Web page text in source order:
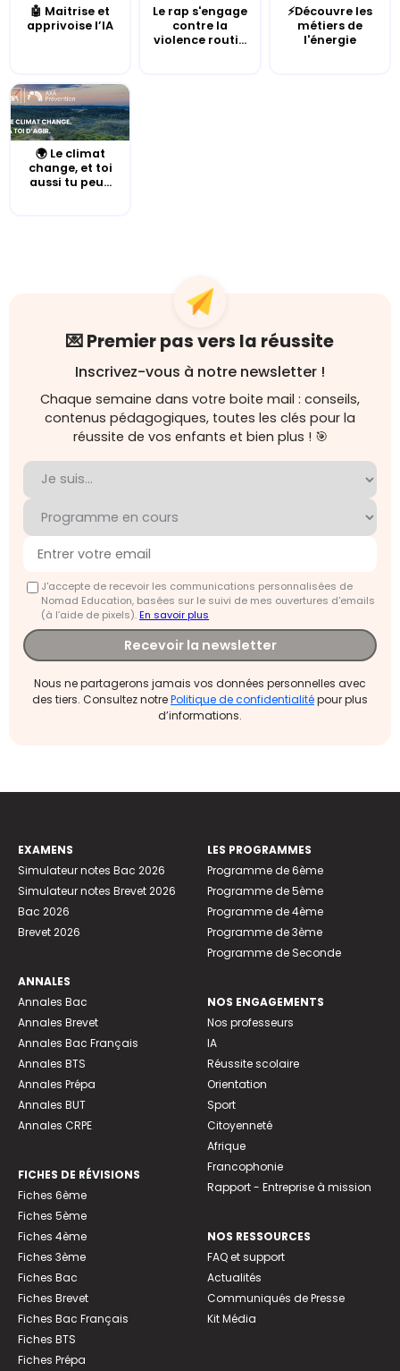
🤖 Maitrise et
apprivoise l’IA
Le rap s'engage
contre la
violence routi...
⚡Découvre les
métiers de
l'énergie
🌍 Le climat
change, et toi
aussi tu peu...
💌 Premier pas vers la réussite
Inscrivez-vous à notre newsletter !
Chaque semaine dans votre boite mail : conseils,
contenus pédagogiques, toutes les clés pour la
réussite de vos enfants et bien plus ! 🎯
J'accepte de recevoir les communications personnalisées de
Nomad Education, basées sur le suivi de mes ouvertures d'emails
(à l’aide de pixels).En savoir plus
Recevoir la newsletter
Nous ne partagerons jamais vos données personnelles avec
des tiers. Consultez notrePolitique de confidentialitépour plus
d’informations.
EXAMENS
Simulateur notes Bac 2026
Simulateur notes Brevet 2026
Bac 2026
Brevet 2026
ANNALES
Annales Bac
Annales Brevet
Annales Bac Français
Annales BTS
Annales Prépa
Annales BUT
Annales CRPE
FICHES DE RÉVISIONS
Fiches 6ème
Fiches 5ème
Fiches 4ème
Fiches 3ème
Fiches Bac
Fiches Brevet
Fiches Bac Français
Fiches BTS
Fiches Prépa
LES PROGRAMMES
Programme de 6ème
Programme de 5ème
Programme de 4ème
Programme de 3ème
Programme de Seconde
NOS ENGAGEMENTS
Nos professeurs
IA
Réussite scolaire
Orientation
Sport
Citoyenneté
Afrique
Francophonie
Rapport - Entreprise à mission
NOS RESSOURCES
FAQ et support
Actualités
Communiqués de Presse
Kit Média